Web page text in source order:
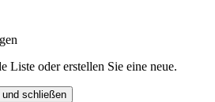
Liste oder erstellen Sie eine neue.
schließen